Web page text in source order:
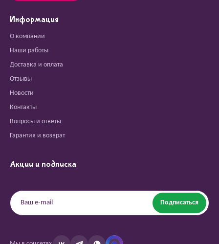
Информация
О компании
Наши работы
Доставка и оплата
Отзывы
Новости
Контакты
Вопросы и ответы
Гарантия и возврат
Акции и подписка
Подписаться